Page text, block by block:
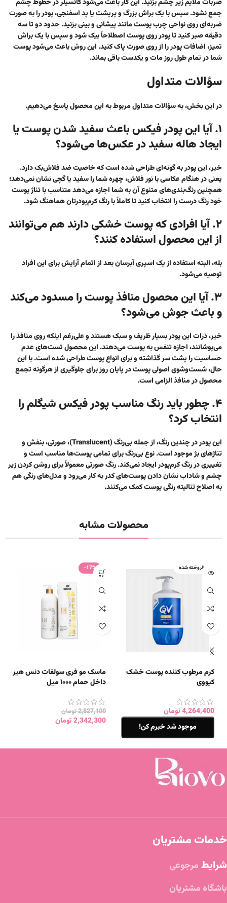
ضربات ملایم زیر چشم بزنید. این کار باعث می‌شود کانسیلر در خطوط چشم
جمع نشود. سپس با یک براش بزرگ و پرپشت یا پد اسفنجی، پودر را به صورت
ضربه‌ای روی نواحی چرب پوست مانند پیشانی و بینی بزنید. حدود دو تا سه
دقیقه صبر کنید تا پودر روی پوست اصطلاحاً بیک شود و سپس با یک براش
تمیز، اضافات پودر را از روی صورت پاک کنید. این روش باعث می‌شود پوست
شما در تمام طول روز مات و یکدست باقی بماند.
سؤالات متداول
در این بخش، به سؤالات متداول مربوط به این محصول پاسخ می‌دهیم.
۱. آیا این پودر فیکس باعث سفید شدن پوست یا
ایجاد هاله سفید در عکس‌ها می‌شود؟
خیر، این پودر به گونه‌ای طراحی شده است که خاصیت ضد فلاش‌بک دارد.
یعنی در هنگام عکاسی با نور فلاش، چهره شما را سفید یا گچی نشان نمی‌دهد؛
همچنین رنگ‌بندی‌های متنوع آن به شما اجازه می‌دهد متناسب با تناژ پوست
خود رنگ درست را انتخاب کنید تا کاملاً با رنگ کرم‌پودرتان هماهنگ شود.
۲. آیا افرادی که پوست خشکی دارند هم می‌توانند
از این محصول استفاده کنند؟
بله، البته استفاده از یک اسپری آبرسان بعد از اتمام آرایش برای این افراد
توصیه می‌شود.
۳. آیا این محصول منافذ پوست را مسدود می‌کند
و باعث جوش می‌شود؟
خیر، ذرات این پودر بسیار ظریف و سبک هستند و علی‌رغم اینکه روی منافذ را
می‌پوشانند، اجازه تنفس به پوست می‌دهند. این محصول تست‌های عدم
حساسیت را پشت سر گذاشته و برای انواع پوست طراحی شده است. با این
حال، شست‌و‌شوی اصولی پوست در پایان روز برای جلوگیری از هرگونه تجمع
محصول در منافذ الزامی است.
۴. چطور باید رنگ مناسب پودر فیکس شیگلم را
انتخاب کرد؟
این پودر در چندین رنگ، از جمله بی‌رنگ (Translucent)، صورتی، بنفش و
تناژهای بژ موجود است. نوع بی‌رنگ برای تمامی پوست‌ها مناسب است و
تغییری در رنگ کرم‌پودر ایجاد نمی‌کند. رنگ صورتی معمولاً برای روشن کردن زیر
چشم و شاداب نشان دادن پوست‌های کدر به کار می‌رود و مدل‌های رنگی هم
به اصلاح تنالیته رنگی پوست کمک می‌کنند.
محصولات مشابه
فروخته شده
کرم مرطوب کننده پوست خشک
کیووی
4,264,400تومان
موجود شد خبرم کن!
-17%
ماسک مو فری سولفات دنس هیر
داخل حمام ۱۰۰۰ میل
2,827,100تومان
2,342,300تومان
خدمات مشتریان
شرایط مرجوعی
باشگاه مشتریان